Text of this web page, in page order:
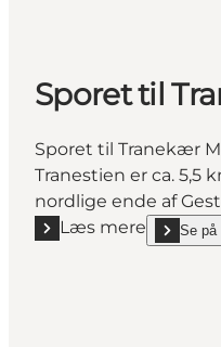
Sporet til
Sporet til Tranekær
Tranestien er ca. 5,5
nordlige ende af
Læs mere
Læs mere "Sporet til
Se på
show